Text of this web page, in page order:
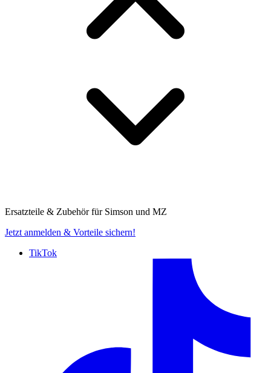
Ersatzteile & Zubehör für Simson und MZ
Jetzt anmelden & Vorteile sichern!
TikTok